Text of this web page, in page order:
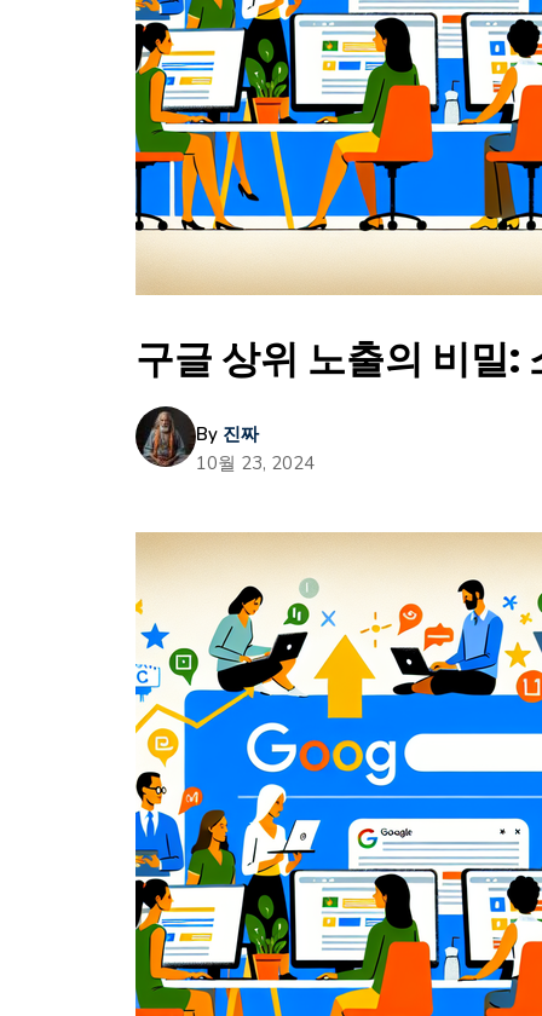
구글 상위 노출의 비밀
By 진짜
10월 23, 2024